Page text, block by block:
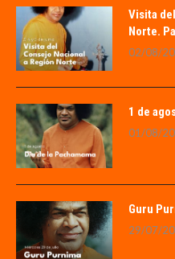
Visita
Norte.
02/08/
1 de
01/08/
Guru
29/07/